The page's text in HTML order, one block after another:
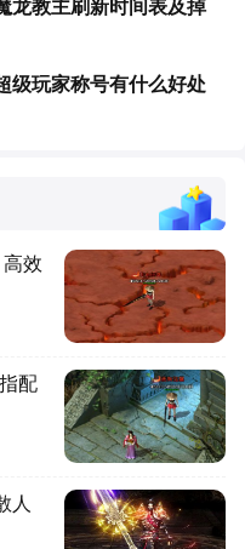
龙教主刷新时间表及掉
级玩家称号有什么好处
效
配
人